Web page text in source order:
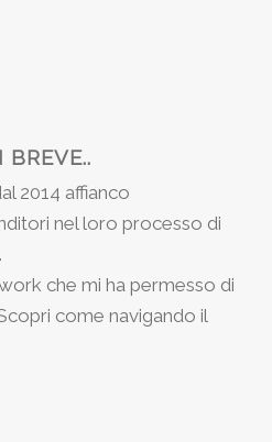
2014 affianco
nel loro processo di
che mi ha permesso di
come navigando il